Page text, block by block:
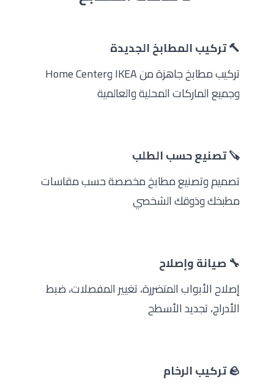
🔨 تركيب المطابخ الجديدة
تركيب مطابخ جاهزة من IKEA وHome Center
وجميع الماركات المحلية والعالمية
🪚 تصنيع حسب الطلب
تصميم وتصنيع مطابخ مخصصة حسب مقاسات
مطبخك وذوقك الشخصي
🔧 صيانة وإصلاح
إصلاح الأبواب المتضررة، تغيير المفصلات، ضبط
الأدراج، تجديد الأسطح
🪨 تركيب الرخام